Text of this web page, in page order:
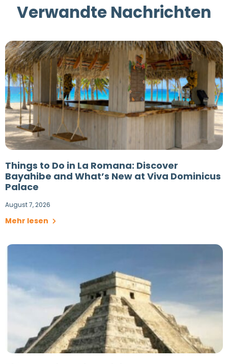
Verwandte Nachrichten
Things to Do in La Romana: Discover
Bayahibe and What’s New at Viva Dominicus
Palace
August 7, 2026
Mehr lesen